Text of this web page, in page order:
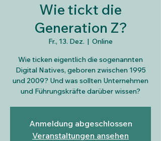
Wie tickt die
Generation Z?
Fr., 13. Dez.
  |
Online
Wie ticken eigentlich die sogenannten
Digital Natives, geboren zwischen 1995
und 2009? Und was sollten Unternehmen
und Führungskräfte darüber wissen?
Anmeldung abgeschlossen
Veranstaltungen ansehen